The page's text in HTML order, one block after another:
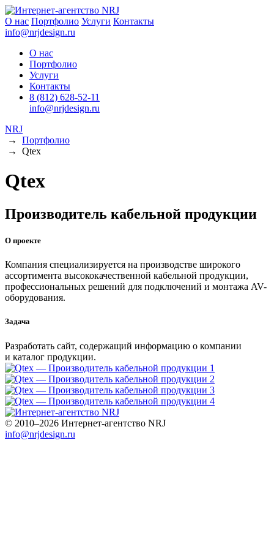
О нас Портфолио Услуги Контакты
info@nrjdesign.ru
О нас
Портфолио
Услуги
Контакты
8 (812) 628-52-11
info@nrjdesign.ru
NRJ
→ Портфолио
→ Qtex
Qtex
Производитель кабельной продукции
О проекте
Компания специализируется на производстве широкого
ассортимента высококачественной кабельной продукции,
профессиональных решений для подключений и монтажа AV-
оборудования.
Задача
Разработать сайт, содержащий информацию о компании
и каталог продукции.
© 2010–2026 Интернет-агентство NRJ
info@nrjdesign.ru